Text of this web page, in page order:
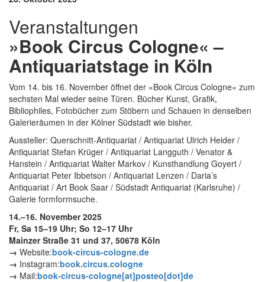
Veranstaltungen
»Book Circus Cologne« –
Antiquariatstage in Köln
Vom 14. bis 16. November öffnet der »Book Circus Cologne« zum
sechsten Mal wieder seine Türen. Bücher Kunst, Grafik,
Bibliophiles, Fotobücher zum Stöbern und Schauen in denselben
Galerieräumen in der Kölner Südstadt wie bisher.
Aussteller: Querschnitt-Antiquariat / Antiquariat Ulrich Heider /
Antiquariat Stefan Krüger / Antiquariat Langguth / Venator &
Hanstein / Antiquariat Walter Markov / Kunsthandlung Goyert /
Antiquariat Peter Ibbetson / Antiquariat Lenzen / Daria’s
Antiquariat / Art Book Saar / Südstadt Antiquariat (Karlsruhe) /
Galerie formformsuche.
14.–16. November 2025
Fr, Sa 15–19 Uhr; So 12–17 Uhr
Mainzer Straße 31 und 37, 50678 Köln
→ Website:book-circus-cologne.de
→ Instagram:book.circus.cologne
→ Mail:book-circus-cologne[at]posteo[dot]de